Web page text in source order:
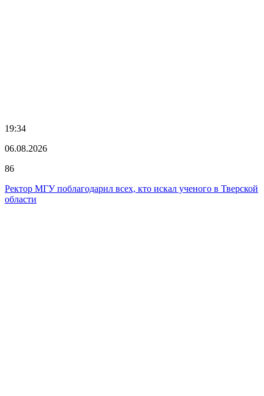
19:34
06.08.2026
86
Ректор МГУ поблагодарил всех, кто искал ученого в Тверской
области